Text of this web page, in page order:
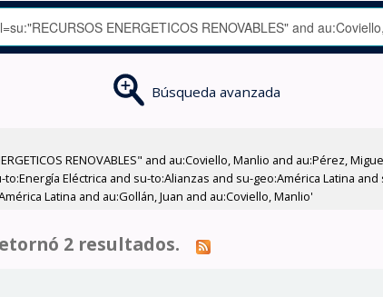
Búsqueda avanzada
RENOVABLES" and au:Coviello, Manlio and au:Pérez,
Eléctrica and su-to:Alianzas and su-geo:América Latina
Latina and au:Gollán, Juan and au:Coviello, Manlio'
2 resultados.